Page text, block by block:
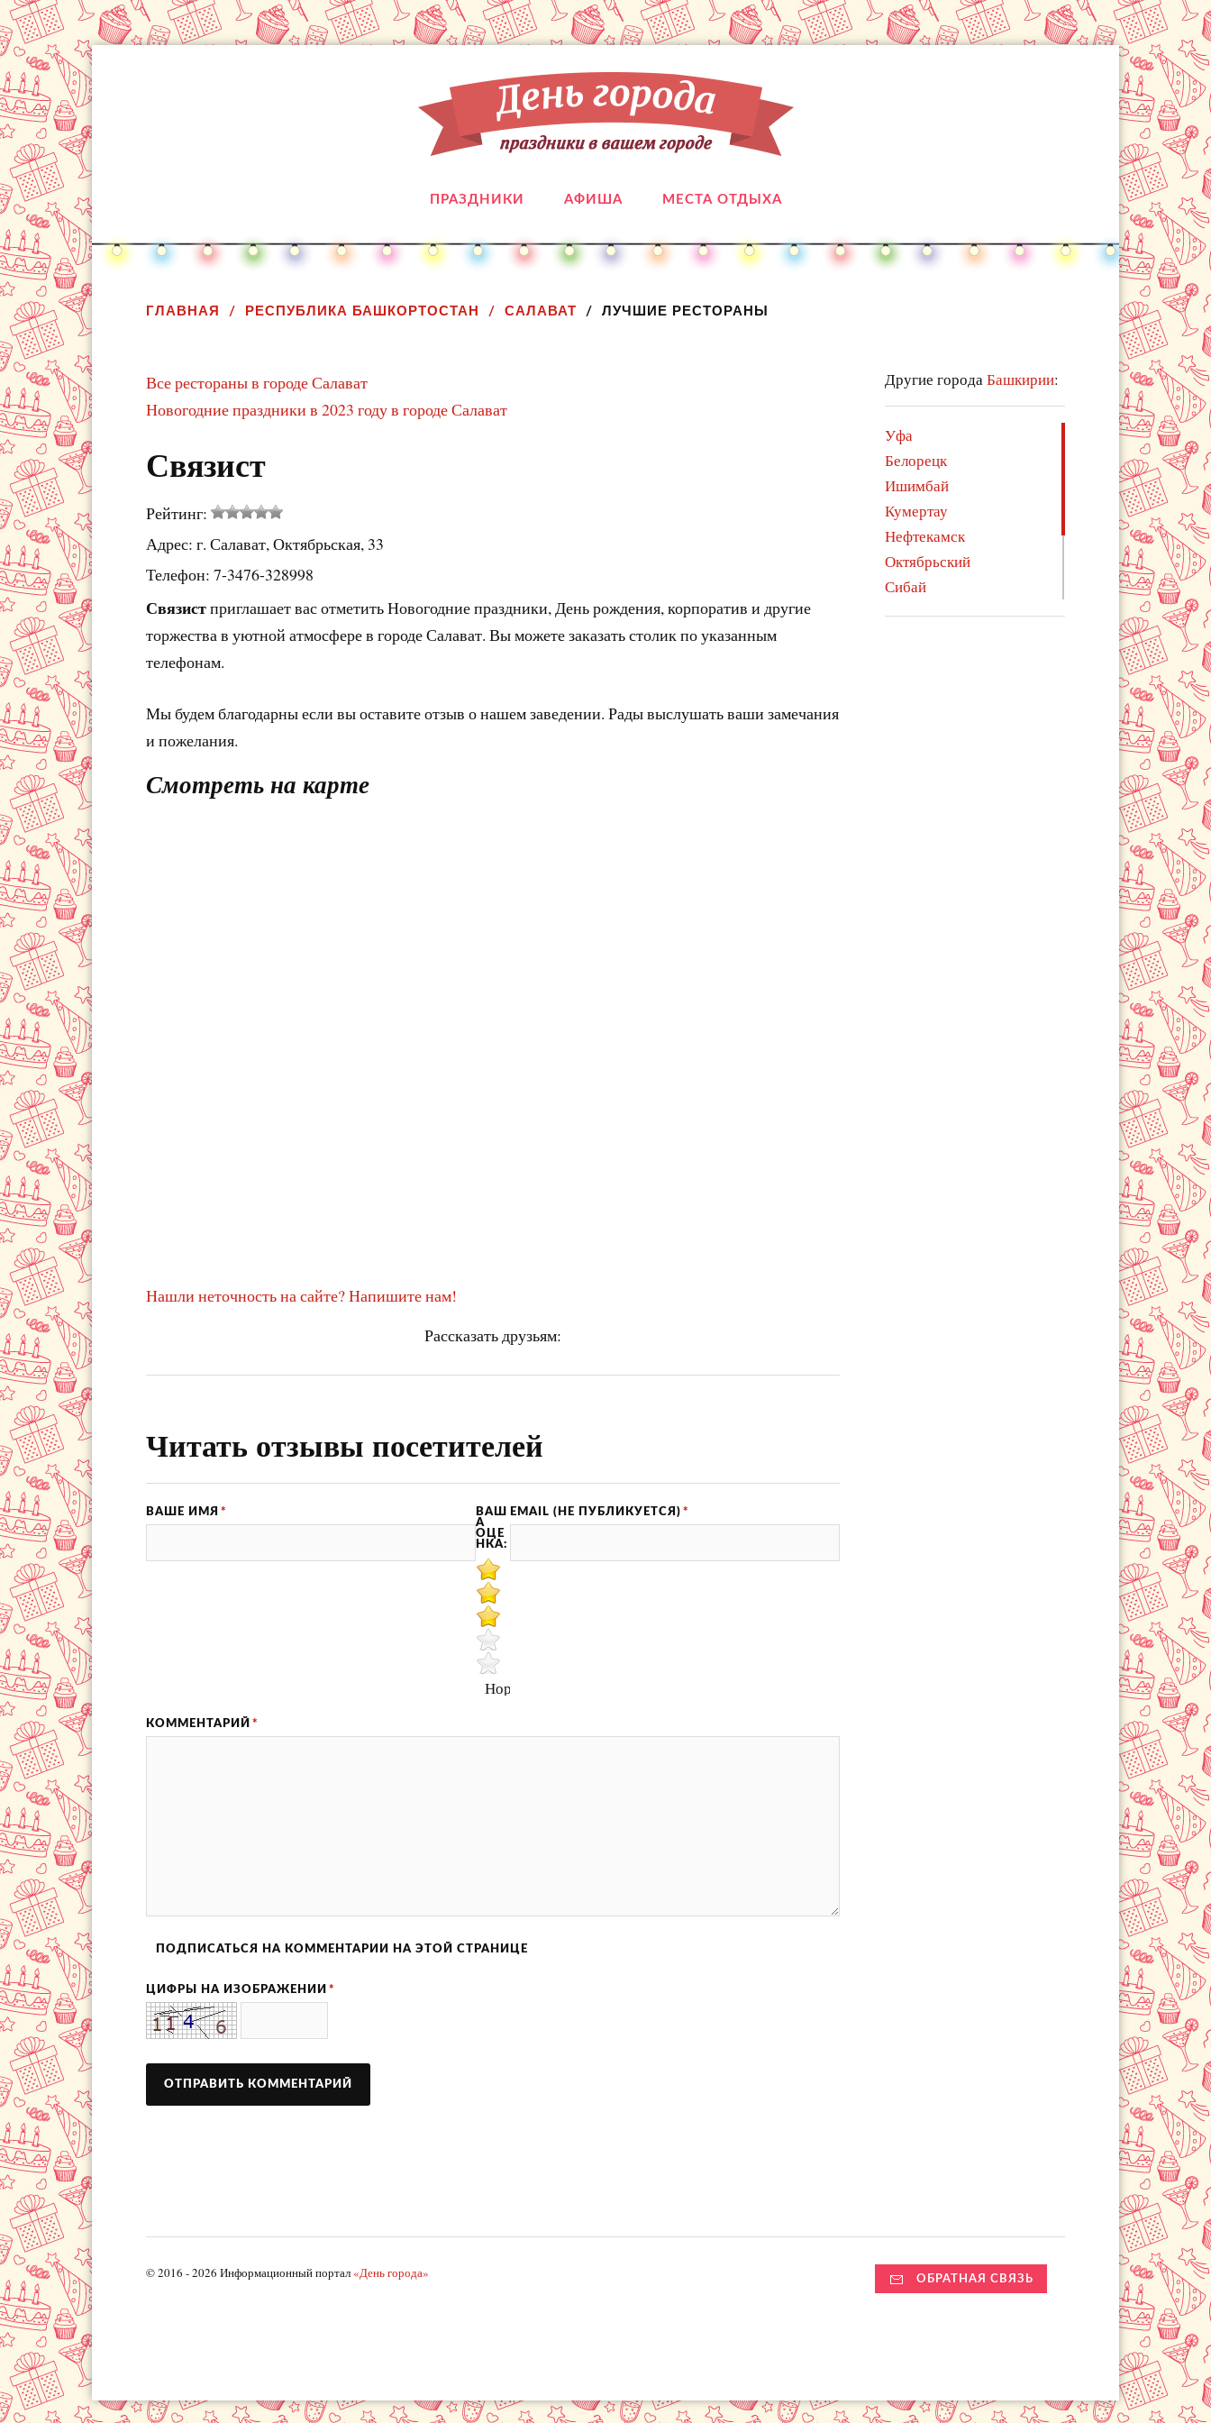
ПРАЗДНИКИ АФИША МЕСТА ОТДЫХА
ГЛАВНАЯ РЕСПУБЛИКА БАШКОРТОСТАН САЛАВАТ ЛУЧШИЕ РЕСТОРАНЫ
Другие городаБашкирии:
Уфа
Белорецк
Ишимбай
Кумертау
Нефтекамск
Октябрьский
Сибай
Стерлитамак
Все рестораны в городе Салават
Новогодние праздники в 2023 году в городе Салават
Связист
Рейтинг:
Адрес: г. Салават, Октябрьская, 33
Телефон: 7-3476-328998
Связистприглашает вас отметить Новогодние праздники, День рождения, корпоратив и другие
торжества в уютной атмосфере в городе Салават. Вы можете заказать столик по указанным
телефонам.
Мы будем благодарны если вы оставите отзыв о нашем заведении. Рады выслушать ваши замечания
и пожелания.
Смотреть на карте
Нашли неточность на сайте? Напишите нам!
Рассказать друзьям:
Читать отзывы посетителей
ВАШЕ ИМЯ * EMAIL (НЕ ПУБЛИКУЕТСЯ) *
ВАШ
А
ОЦЕ
НКА:
Нормально
КОММЕНТАРИЙ *
ПОДПИСАТЬСЯ НА КОММЕНТАРИИ НА ЭТОЙ СТРАНИЦЕ
ЦИФРЫ НА ИЗОБРАЖЕНИИ *
© 2016 - 2026 Информационный портал «День города» ОБРАТНАЯ СВЯЗЬ